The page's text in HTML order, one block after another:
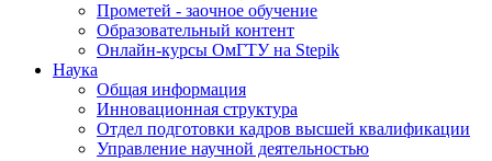
Прометей - заочное обучение
Образовательный контент
Онлайн-курсы ОмГТУ на Stepik
Наука
Общая информация
Инновационная структура
Отдел подготовки кадров высшей квалификации
Управление научной деятельностью